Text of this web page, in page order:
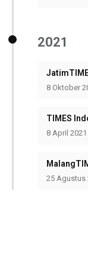
2021
8 Oktober
TIMES
8 April 2021
25 Agustus